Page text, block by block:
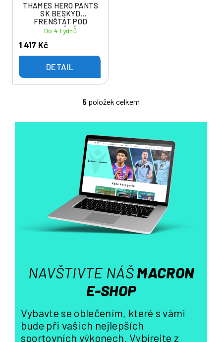
THAMES HERO PANTS
SK BESKYD
FRENŠTÁT POD
RADHOŠTĚM
Do 4 týdnů
1 417 Kč
DETAIL
O
á
d
a
c
í
p
r
v
k
y
p
i
s
5 položek celkem
NAVŠTIVTE NÁŠMACRON
E-SHOP
Vybavte se oblečením, které s vámi
bude při vašich nejlepších
sportovních výkonech. Vybírejte z